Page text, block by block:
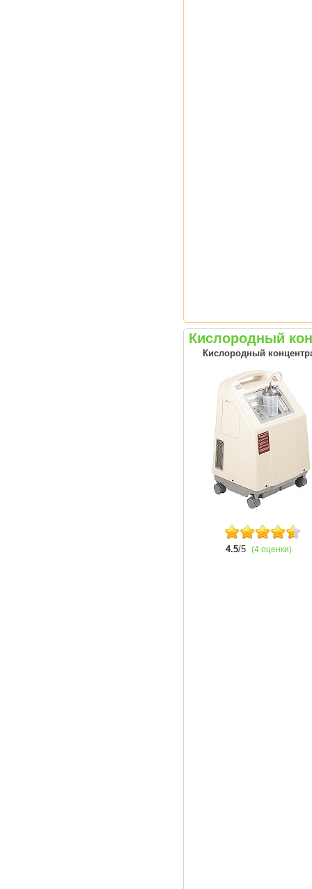
Кислородный
Кислородный
4.5/5 (4 оценки)